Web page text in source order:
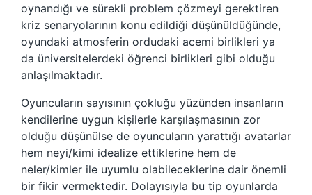
oynandığı ve sürekli problem çözmeyi gerektiren
kriz senaryolarının konu edildiği düşünüldüğünde,
oyundaki atmosferin ordudaki acemi birlikleri ya
da üniversitelerdeki öğrenci birlikleri gibi olduğu
anlaşılmaktadır.
Oyuncuların sayısının çokluğu yüzünden insanların
kendilerine uygun kişilerle karşılaşmasının zor
olduğu düşünülse de oyuncuların yarattığı avatarlar
hem neyi/kimi idealize ettiklerine hem de
neler/kimler ile uyumlu olabileceklerine dair önemli
bir fikir vermektedir. Dolayısıyla bu tip oyunlarda